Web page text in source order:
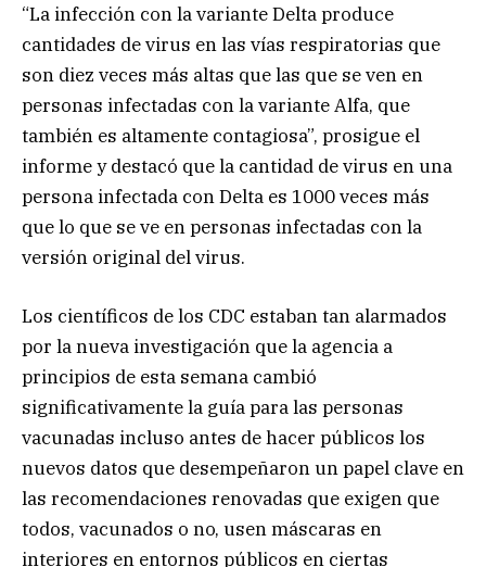
“La infección con la variante Delta produce
cantidades de virus en las vías respiratorias que
son diez veces más altas que las que se ven en
personas infectadas con la variante Alfa, que
también es altamente contagiosa”, prosigue el
informe y destacó que la cantidad de virus en una
persona infectada con Delta es 1000 veces más
que lo que se ve en personas infectadas con la
versión original del virus.
Los científicos de los CDC estaban tan alarmados
por la nueva investigación que la agencia a
principios de esta semana cambió
significativamente la guía para las personas
vacunadas incluso antes de hacer públicos los
nuevos datos que desempeñaron un papel clave en
las recomendaciones renovadas que exigen que
todos, vacunados o no, usen máscaras en
interiores en entornos públicos en ciertas